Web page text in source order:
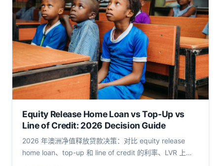
Equity Release Home Loan vs Top-Up vs
Line of Credit: 2026 Decision Guide
2026 年澳洲净值释放贷款决策：对比 equity release
home loan、top-up 和 line of credit 的利率、LVR 上